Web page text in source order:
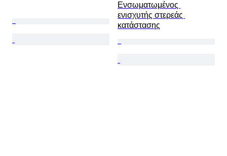
Ενσωματωμένος
ενισχυτής στερεάς
κατάστασης